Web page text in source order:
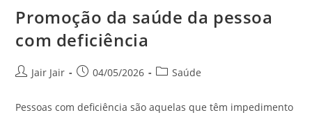
Promoção da saúde da pessoa
com deficiência
Jair Jair 04/05/2026 Saúde
Pessoas com deficiência são aquelas que têm impedimento